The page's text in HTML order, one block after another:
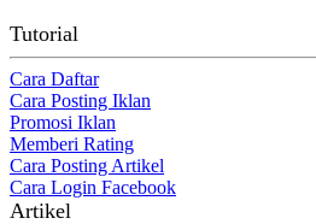
Tutorial
Cara Daftar
Cara Posting Iklan
Promosi Iklan
Memberi Rating
Cara Posting Artikel
Cara Login Facebook
Artikel